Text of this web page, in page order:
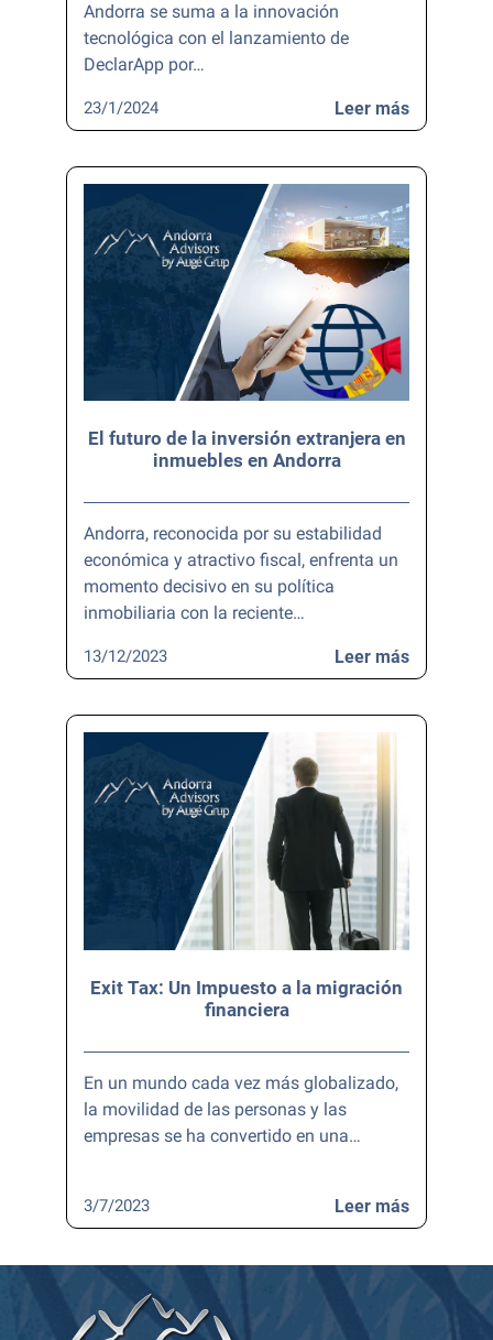
Andorra se suma a la innovación
tecnológica con el lanzamiento de
DeclarApp por…
Leer más
23/1/2024
El futuro de la inversión extranjera en
inmuebles en Andorra
Andorra, reconocida por su estabilidad
económica y atractivo fiscal, enfrenta un
momento decisivo en su política
inmobiliaria con la reciente…
Leer más
13/12/2023
Exit Tax: Un Impuesto a la migración
financiera
En un mundo cada vez más globalizado,
la movilidad de las personas y las
empresas se ha convertido en una…
Leer más
3/7/2023